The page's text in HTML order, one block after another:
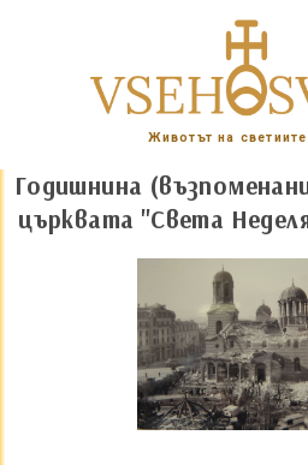
Животът на
Годишнина
църквата "Света